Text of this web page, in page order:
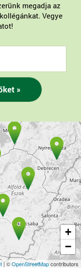
megadja az
Vegye
+
−
| ©OpenStreetMapcontributors